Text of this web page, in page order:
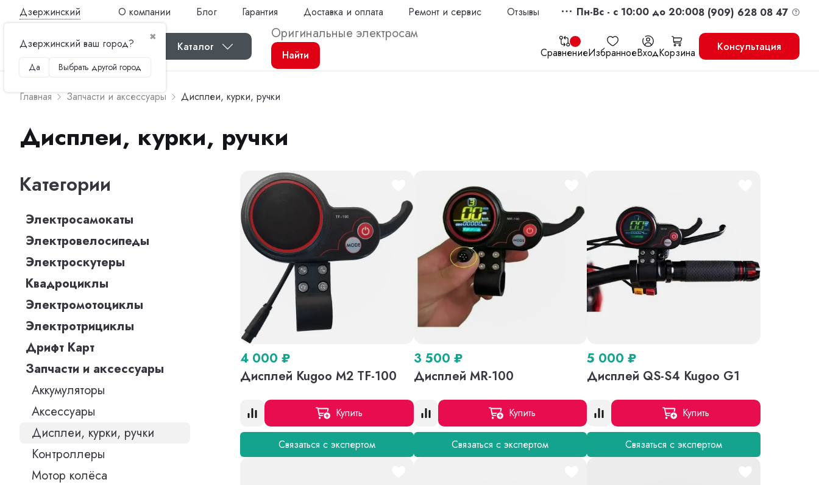
Дзержинский
✖
Дзержинский ваш город?
Да Выбрать другой город
О компании Блог Гарантия Доставка и оплата Ремонт и сервис Отзывы Пн-Вс - c 10:00 до 20:008 (909) 628 08 47
Каталог СравнениеИзбранноеВходКорзина
Найти
Консультация
Главная Запчасти и аксессуары Дисплеи, курки, ручки
Дисплеи, курки, ручки
Категории
Электросамокаты
Электровелосипеды
Электроскутеры
Квадроциклы
Электромотоциклы
Электротрициклы
Дрифт Карт
Запчасти и аксессуары
Аккумуляторы
Аксессуары
Дисплеи, курки, ручки
Контроллеры
Мотор колёса
4 000 ₽
Дисплей Kugoo M2 TF-100
Купить
Связаться с экспертом
3 500 ₽
Дисплей MR-100
Купить
Связаться с экспертом
5 000₽
Дисплей QS-S4 Kugoo G1
Купить
Связаться с экспертом